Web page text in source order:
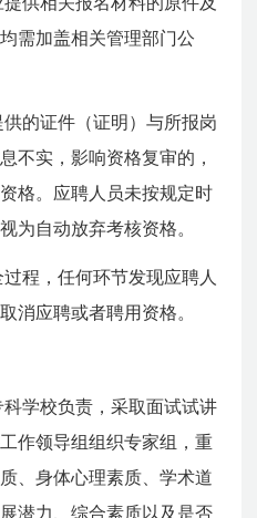
需加盖相关管理部门公
的证件（证明）与所报岗
不实，影响资格复审的，
格。应聘人员未按规定时
为自动放弃考核资格。
程，任何环节发现应聘人
消应聘或者聘用资格。
学校负责，采取面试试讲
作领导组组织专家组，重
、身体心理素质、学术道
潜力、综合素质以及是否